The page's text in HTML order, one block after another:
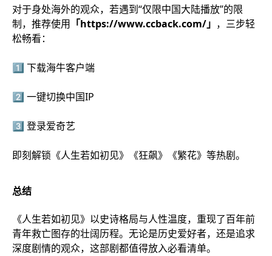
对于身处海外的观众，若遇到“仅限中国大陆播放”的限
制，推荐使用 「https://www.ccback.com/」 ，三步轻
松畅看：
1️⃣ 下载海牛客户端
2️⃣ 一键切换中国IP
3️⃣ 登录爱奇艺
即刻解锁《人生若如初见》《狂飙》《繁花》等热剧。
总结
《人生若如初见》以史诗格局与人性温度，重现了百年前
青年救亡图存的壮阔历程。无论是历史爱好者，还是追求
深度剧情的观众，这部剧都值得放入必看清单。